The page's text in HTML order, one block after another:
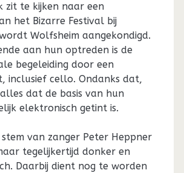
zit te kijken naar een
het Bizarre Festival bij
Wolfsheim aangekondigd.
aan hun optreden is de
begeleiding door een
inclusief cello. Ondanks dat,
dat de basis van hun
elektronisch getint is.
van zanger Peter Heppner
tegelijkertijd donker en
Daarbij dient nog te worden